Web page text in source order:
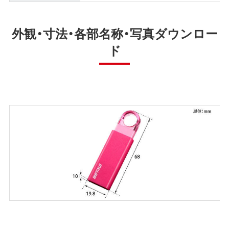
外観・寸法・各部名称・写真ダウンロー
ド